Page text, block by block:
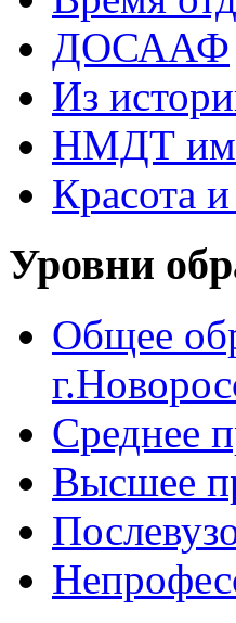
ДОСААФ
Из
НМДТ им.
Красота
Уровни
Общее
Среднее
Высшее